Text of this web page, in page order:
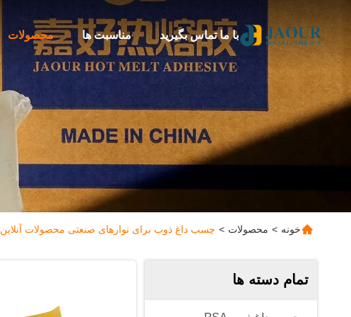
محصولات مناسبت ها با ما تماس بگیرید
خونه > محصولات > چسب داغ ذوب برای نوارهای صنعتی محصولات آنلاین
تمام دسته ها